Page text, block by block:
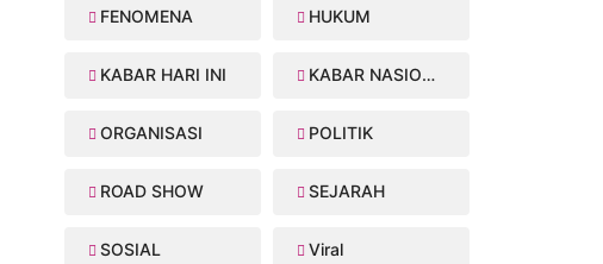
FENOMENA HUKUM
KABAR HARI INI KABAR NASIONAL
ORGANISASI POLITIK
ROAD SHOW SEJARAH
SOSIAL Viral